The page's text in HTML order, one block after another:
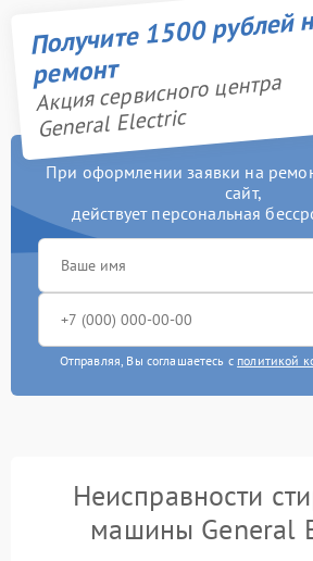
Получите 1500 рублей
ремонт
Акция сервисного центра
General Electric
При оформлении заявки на
сайт,
действует персональная
Отправляя, Вы соглашаетесь с политикой
Неисправности
машины General